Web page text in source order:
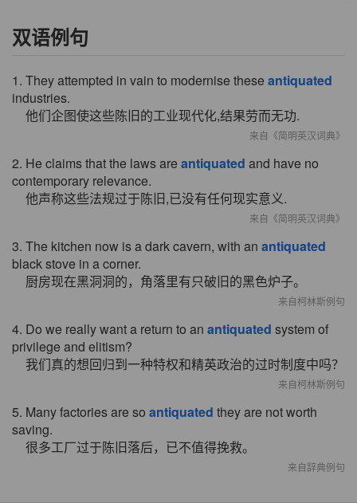
双语例句
1. They attempted in vain to modernise these antiquated
industries.
他们企图使这些陈旧的工业现代化,结果劳而无功.
来自《简明英汉词典》
2. He claims that the laws are antiquated and have no
contemporary relevance.
他声称这些法规过于陈旧,已没有任何现实意义.
来自《简明英汉词典》
3. The kitchen now is a dark cavern, with an antiquated
black stove in a corner.
厨房现在黑洞洞的，角落里有只破旧的黑色炉子。
来自柯林斯例句
4. Do we really want a return to an antiquated system of
privilege and elitism?
我们真的想回归到一种特权和精英政治的过时制度中吗？
来自柯林斯例句
5. Many factories are so antiquated they are not worth
saving.
很多工厂过于陈旧落后，已不值得挽救。
来自辞典例句